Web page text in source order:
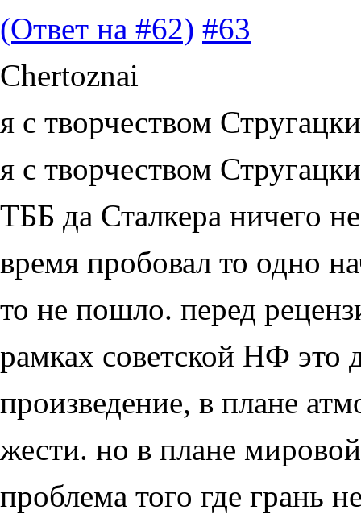
(Ответ на #62) #63
Chertoznai
я с творчеством
я с творчеством
ТББ да Сталкера ничего
время пробовал то одно
то не пошло. перед
рамках советской НФ это
произведение, в плане
жести. но в плане
проблема того где грань